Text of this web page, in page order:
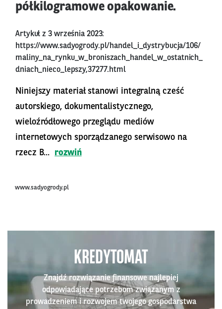
półkilogramowe opakowanie.
Artykuł z 3 września 2023:
https://www.sadyogrody.pl/handel_i_dystrybucja/106/
maliny_na_rynku_w_broniszach_handel_w_ostatnich_
dniach_nieco_lepszy,37277.html
Niniejszy materiał stanowi integralną cześć
autorskiego, dokumentalistycznego,
wieloźródłowego przeglądu mediów
internetowych sporządzanego serwisowo na
rzecz B...
rozwiń
www.sadyogrody.pl
KREDYTOMAT
Znajdź rozwiązanie finansowe najlepiej
odpowiadające potrzebom związanym z
prowadzeniem i rozwojem twojego gospodarstwa